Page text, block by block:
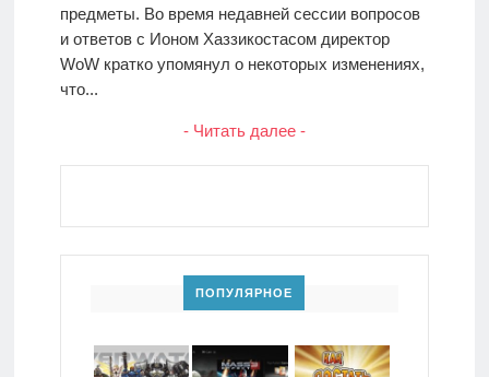
предметы. Во время недавней сессии вопросов
и ответов с Ионом Хаззикостасом директор
WoW кратко упомянул о некоторых изменениях,
что...
- Читать далее -
ПОПУЛЯРНОЕ